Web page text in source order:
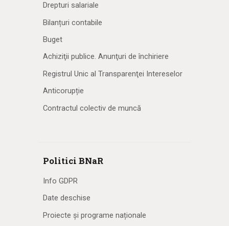
Drepturi salariale
Bilanțuri contabile
Buget
Achiziţii publice. Anunţuri de închiriere
Registrul Unic al Transparenţei Intereselor
Anticorupție
Contractul colectiv de muncă
Politici BNaR
Info GDPR
Date deschise
Proiecte și programe naționale